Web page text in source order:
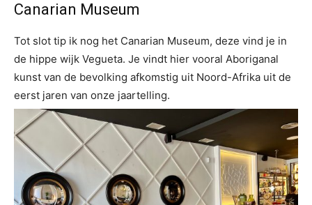
Canarian Museum
Tot slot tip ik nog het Canarian Museum, deze vind je in
de hippe wijk Vegueta. Je vindt hier vooral Aboriganal
kunst van de bevolking afkomstig uit Noord-Afrika uit de
eerst jaren van onze jaartelling.